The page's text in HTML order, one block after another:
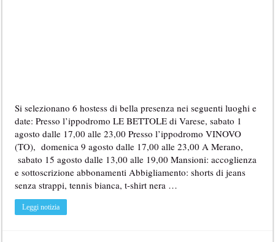
Si selezionano 6 hostess di bella presenza nei seguenti luoghi e
date: Presso l’ippodromo LE BETTOLE di Varese, sabato 1
agosto dalle 17,00 alle 23,00 Presso l’ippodromo VINOVO
(TO), domenica 9 agosto dalle 17,00 alle 23,00 A Merano,
sabato 15 agosto dalle 13,00 alle 19,00 Mansioni: accoglienza
e sottoscrizione abbonamenti Abbigliamento: shorts di jeans
senza strappi, tennis bianca, t-shirt nera …
Leggi notizia